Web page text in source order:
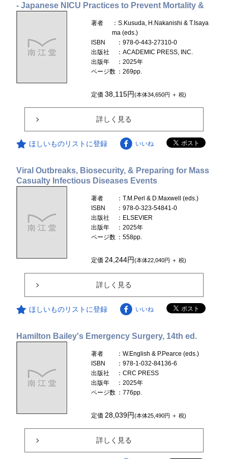
- Japanese NICU Practices to Prevent Mortality &
著者
：S.Kusuda, H.Nakanishi & T.Isaya
ma (eds.)
ISBN
：978-0-443-27310-0
出版社
：ACADEMIC PRESS, INC.
出版年
：2025年
ページ数 ：269pp.
定価38,115円(本体34,650円 ＋ 税)
詳しく見る
ほしいものリストに登録 いいね
Viral Outbreaks, Biosecurity, & Preparing for Mass
Casualty Infectious Diseases Events
著者
：T.M.Perl & D.Maxwell (eds.)
ISBN
：978-0-323-54841-0
出版社
：ELSEVIER
出版年
：2025年
ページ数 ：558pp.
定価 24,244円(本体22,040円 ＋ 税)
詳しく見る
ほしいものリストに登録 いいね
Hamilton Bailey's Emergency Surgery, 14th ed.
著者
：W.English & P.Pearce (eds.)
ISBN
：978-1-032-84136-6
出版社
：CRC PRESS
出版年
：2025年
ページ数 ：776pp.
定価 28,039円(本体25,490円 ＋ 税)
詳しく見る